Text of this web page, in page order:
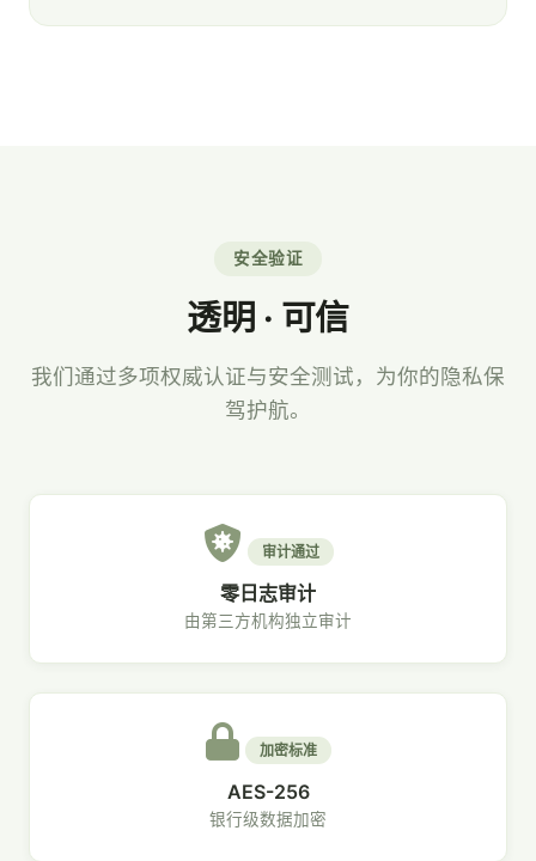
安全验证
透明 · 可信
我们通过多项权威认证与安全测试，为你的隐私保
驾护航。
审计通过
零日志审计
由第三方机构独立审计
加密标准
AES-256
银行级数据加密